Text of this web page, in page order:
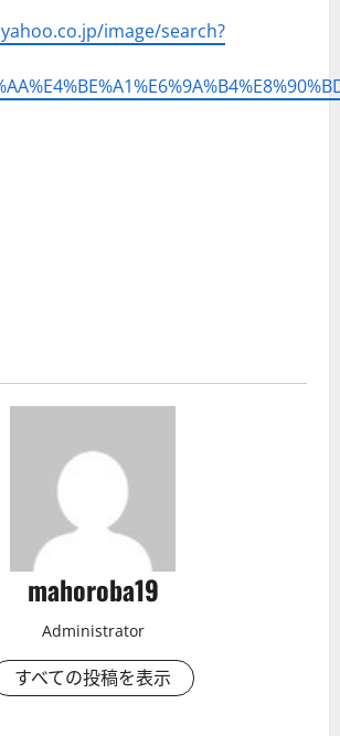
image/search?
mahoroba19
Administrator
すべての投稿を表示